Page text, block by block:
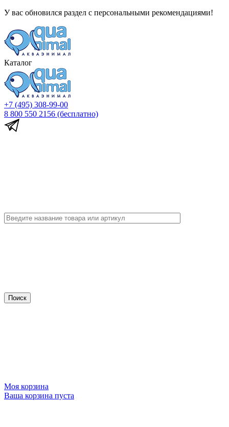
У вас обновился раздел с персональными рекомендациями!
Каталог
+7 (495) 308-99-00
8 800 550 2156 (бесплатно)
Моя корзина
Ваша корзина пуста